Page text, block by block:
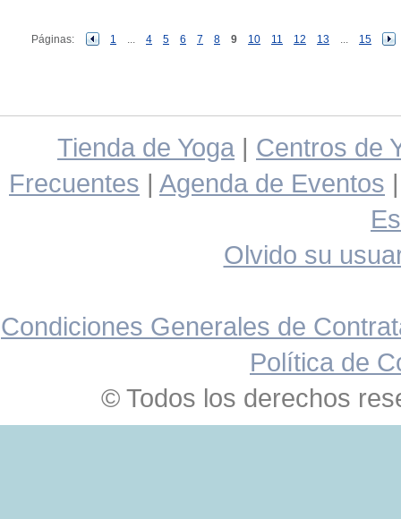
Páginas: 1 ... 4 5 6 7 8 9 10 11 12 13 ... 15
Tienda de Yoga | Centros de
Frecuentes | Agenda de Eventos
Olvido su
Condiciones Generales de
Política de
© Todos los derechos